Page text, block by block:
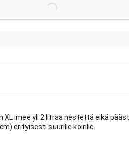
XL imee yli 2 litraa nestettä eikä
erityisesti suurille koirille.